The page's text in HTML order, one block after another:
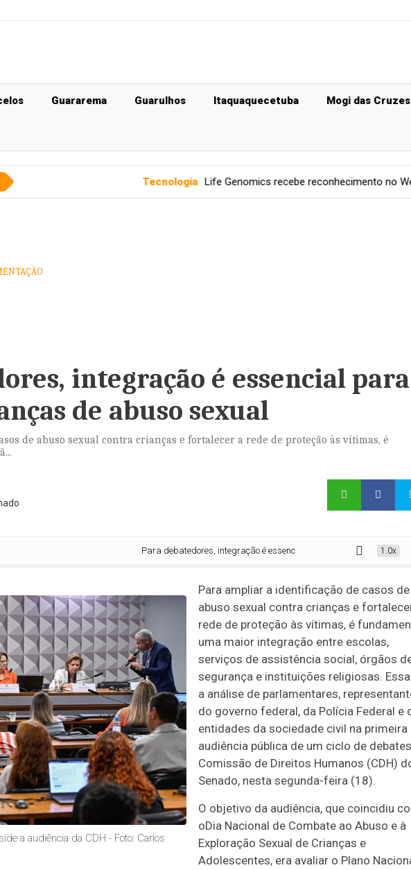
Guararema Guarulhos Itaquaquecetuba Mogi das Cruzes
Life Genomics recebe reconhecimento no Web Summit Rio
integração é essencial para
de abuso sexual
de abuso sexual contra crianças e fortalecer a rede de proteção às vítimas, é
Para debatedores, integração é essencial para defender crianças de abuso
1.0x
a audiência da CDH - Foto: Carlos
Para ampliar a identificação de casos de
abuso sexual contra crianças e
rede de proteção às vítimas, é
uma maior integração entre escolas,
serviços de assistência social, órgãos
segurança e instituições religiosas.
a análise de parlamentares,
do governo federal, da Polícia Federal e
entidades da sociedade civil na primeira
audiência pública de um ciclo de
Comissão de Direitos Humanos (CDH)
Senado, nesta segunda-feira (18).
O objetivo da audiência, que coincidiu
oDia Nacional de Combate ao Abuso e à
Exploração Sexual de Crianças e
Adolescentes, era avaliar o Plano